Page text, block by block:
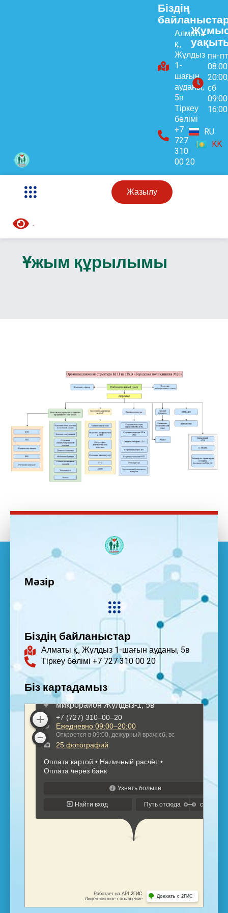
Біздің
Алматы
қ.,
Жұлдыз
1-
шағын
ауданы,
5в
Тіркеу
бөлімі
+7
727
310
00 20
пн-пт
сб
16:00
RU
KK
Жазылу
.
Ұжым құрылымы
Мәзір
Біздің байланыстар
Алматы қ., Жұлдыз 1-шағын ауданы, 5в
Тіркеу бөлімі +7 727 310 00 20
Біз картадамыз